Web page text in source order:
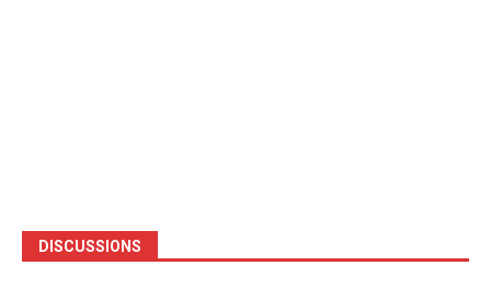
DISCUSSIONS